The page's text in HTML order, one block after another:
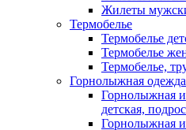
Жилеты
Термобелье
Термобелье
Термобелье
Термобелье,
Горнолыжная одежда
Горнолыжная и
детская,
Горнолыжная и